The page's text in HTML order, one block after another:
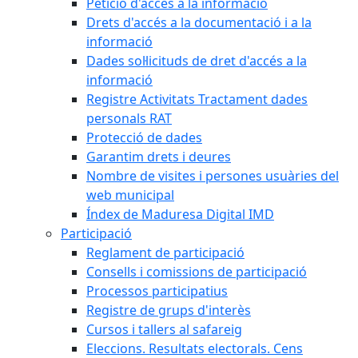
Drets d'accés a la documentació i a la
informació
Dades sol·licituds de dret d'accés a la
informació
Registre Activitats Tractament dades
personals RAT
Protecció de dades
Garantim drets i deures
Nombre de visites i persones usuàries del
web municipal
Índex de Maduresa Digital IMD
Participació
Reglament de participació
Consells i comissions de participació
Processos participatius
Registre de grups d'interès
Cursos i tallers al safareig
Eleccions. Resultats electorals. Cens